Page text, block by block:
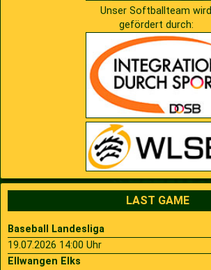
Unser Softballteam wird
gefördert durch:
LAST GAME
Baseball Landesliga
19.07.2026 14:00 Uhr
Ellwangen Elks